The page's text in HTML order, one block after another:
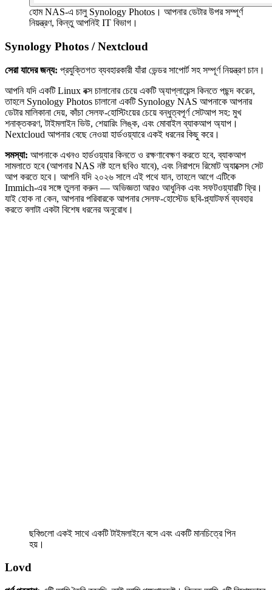
হোম NAS-এ চালু Synology Photos। আপনার ডেটার উপর সম্পূর্ণ
নিয়ন্ত্রণ, কিন্তু আপনিই IT বিভাগ।
Synology Photos / Nextcloud
সেরা যাদের জন্য: প্রযুক্তিগত ব্যবহারকারী যাঁরা ভেন্ডর সাপোর্ট সহ সম্পূর্ণ নিয়ন্ত্রণ চান।
আপনি যদি একটি Linux বক্স চালানোর চেয়ে একটি অ্যাপ্লায়েন্স কিনতে পছন্দ করেন,
তাহলে Synology Photos চালানো একটি Synology NAS আপনাকে আপনার
ডেটার মালিকানা দেয়, কাঁচা সেলফ-হোস্টিংয়ের চেয়ে বন্ধুত্বপূর্ণ সেটআপ সহ: মুখ
শনাক্তকরণ, টাইমলাইন ভিউ, শেয়ারিং লিঙ্ক, এবং মোবাইল ব্যাকআপ অ্যাপ।
Nextcloud আপনার বেছে নেওয়া হার্ডওয়্যারে একই ধরনের কিছু করে।
সমস্যা: আপনাকে এখনও হার্ডওয়্যার কিনতে ও রক্ষণাবেক্ষণ করতে হবে, ব্যাকআপ
সামলাতে হবে (আপনার NAS নষ্ট হলে ছবিও যাবে), এবং নিরাপদে রিমোট অ্যাক্সেস সেট
আপ করতে হবে। আপনি যদি ২০২৬ সালে এই পথে যান, তাহলে আগে এটিকে
Immich-এর সঙ্গে তুলনা করুন — অভিজ্ঞতা আরও আধুনিক এবং সফটওয়্যারটি ফ্রি।
যাই হোক না কেন, আপনার পরিবারকে আপনার সেলফ-হোস্টেড ছবি-প্ল্যাটফর্ম ব্যবহার
করতে বলাটা একটা বিশেষ ধরনের অনুরোধ।
ছবিগুলো একই সাথে একটি টাইমলাইনে বসে এবং একটি মানচিত্রে পিন
হয়।
Lovd